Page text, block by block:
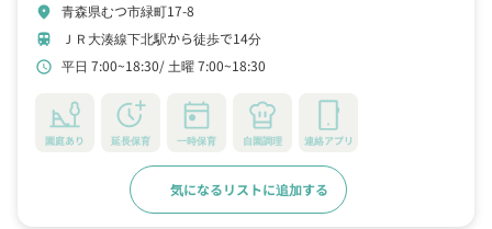
location_on 青森県むつ市緑町17-8
train ＪＲ大湊線下北駅から徒歩で14分
schedule 平日 7:00~18:30 土曜 7:00~18:30
園庭あり 延長保育 一時保育 自園調理 連絡アプリ
気になるリストに追加する